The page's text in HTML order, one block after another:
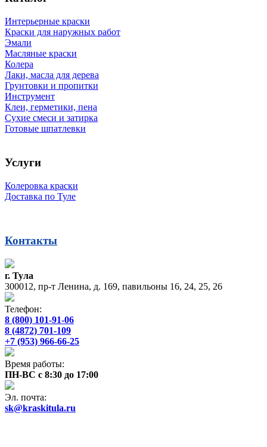
Интерьерные краски
Краски для наружных работ
Эмали
Масляные краски
Колера
Лаки, масла для дерева
Грунтовки и пропитки
Инструмент
Клеи, герметики, пена
Сухие смеси и затирка
Готовые шпатлевки
Услуги
Колеровка краски
Доставка по Туле
Контакты
г. Тула
300012, пр-т Ленина, д. 169, павильоны 16, 24, 25, 26
Телефон:
8 (800) 101-91-06
8 (4872) 701-109
+7 (953) 966-66-25
Время работы:
ПН-ВС с 8:30 до 17:00
Эл. почта:
sk@kraskitula.ru